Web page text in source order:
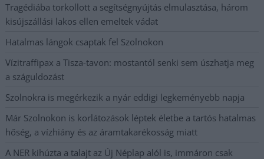
Tragédiába torkollott a segítségnyújtás elmulasztása, három
kisújszállási lakos ellen emeltek vádat
Hatalmas lángok csaptak fel Szolnokon
Vízitraffipax a Tisza-tavon: mostantól senki sem úszhatja meg
a száguldozást
Szolnokra is megérkezik a nyár eddigi legkeményebb napja
Már Szolnokon is korlátozások léptek életbe a tartós hatalmas
hőség, a vízhiány és az áramtakarékosság miatt
A NER kihúzta a talajt az Új Néplap alól is, immáron csak